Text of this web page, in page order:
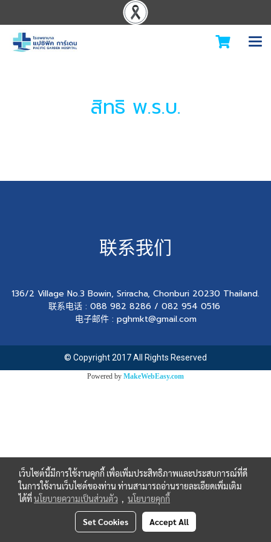
สิทธิ พ.ร.บ.
联系我们
136/2 Village No.3 Bowin, Sriracha, Chonburi 20230 Thailand.
联系电话 : 088 982 8286 / 082 954 0516
电子邮件 : pghmkt@gmail.com
© Copyright 2017 All Rights Reserved
Powered by MakeWebEasy.com
เว็บไซต์นี้มีการใช้งานคุกกี้ เพื่อเพิ่มประสิทธิภาพและประสบการณ์ที่ดี
ในการใช้งานเว็บไซต์ของท่าน ท่านสามารถอ่านรายละเอียดเพิ่มเติม
ได้ที่นโยบายความเป็นส่วนตัว , นโยบายคุกกี้
Set Cookies Accept All